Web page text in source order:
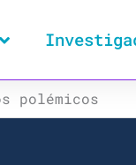
polémicos